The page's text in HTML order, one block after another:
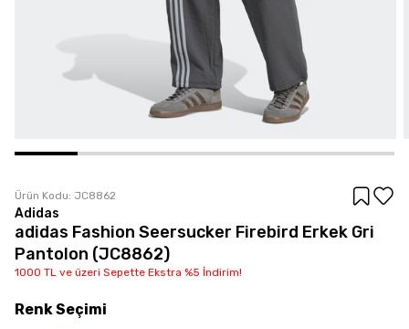
Ürün Kodu: JC8862
Adidas
adidas Fashion Seersucker Firebird Erkek Gri
Pantolon (JC8862)
1000 TL ve üzeri Sepette Ekstra %5 İndirim!
RenkSeçimi